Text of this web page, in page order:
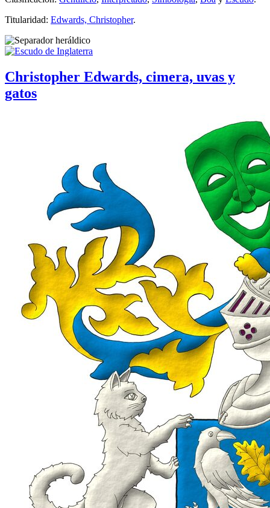
Titularidad: Edwards, Christopher.
Christopher Edwards, cimera, uvas y
gatos